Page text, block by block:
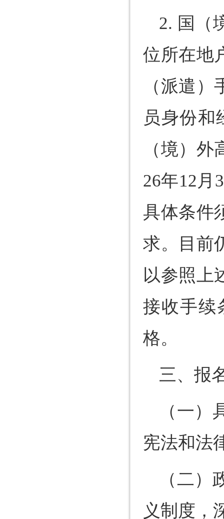
2. 国（
位所在地
（派遣
员身份和
（境）
26年12月
具体条件
求。目前
以参照上
接收手续
格。
三、报
（一
宪法和法
（二
义制度，